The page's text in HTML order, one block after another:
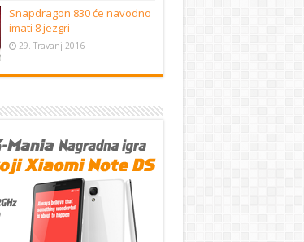
Snapdragon 830 će navodno
imati 8 jezgri
29. Travanj 2016